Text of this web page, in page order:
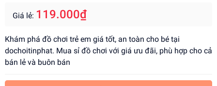
Giá lẻ: 119.000₫
Khám phá đồ chơi trẻ em giá tốt, an toàn cho bé tại
dochoitinphat. Mua sỉ đồ chơi với giá ưu đãi, phù hợp cho cả
bán lẻ và buôn bán